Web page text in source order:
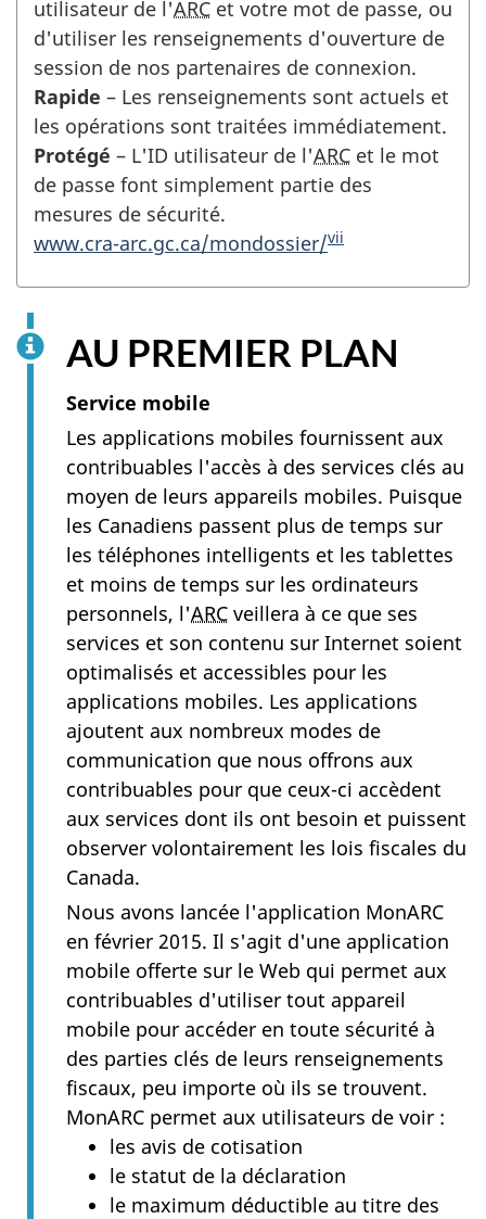
utilisateur de l'ARC et votre mot de passe, ou
d'utiliser les renseignements d'ouverture de
session de nos partenaires de connexion.
Rapide – Les renseignements sont actuels et
les opérations sont traitées immédiatement.
Protégé – L'ID utilisateur de l'ARC et le mot
de passe font simplement partie des
mesures de sécurité.
www.cra-arc.gc.ca/mondossier/vii
AU PREMIER PLAN
Service mobile
Les applications mobiles fournissent aux
contribuables l'accès à des services clés au
moyen de leurs appareils mobiles. Puisque
les Canadiens passent plus de temps sur
les téléphones intelligents et les tablettes
et moins de temps sur les ordinateurs
personnels, l'ARC veillera à ce que ses
services et son contenu sur Internet soient
optimalisés et accessibles pour les
applications mobiles. Les applications
ajoutent aux nombreux modes de
communication que nous offrons aux
contribuables pour que ceux-ci accèdent
aux services dont ils ont besoin et puissent
observer volontairement les lois fiscales du
Canada.
Nous avons lancée l'application MonARC
en février 2015. Il s'agit d'une application
mobile offerte sur le Web qui permet aux
contribuables d'utiliser tout appareil
mobile pour accéder en toute sécurité à
des parties clés de leurs renseignements
fiscaux, peu importe où ils se trouvent.
MonARC permet aux utilisateurs de voir :
les avis de cotisation
le statut de la déclaration
le maximum déductible au titre des